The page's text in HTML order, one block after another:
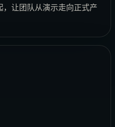
让团队从演示走向正式产